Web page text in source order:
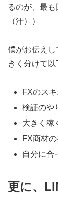
るのが、最
（汗））
僕がお伝えし
きく分けて以
FXのス
検証のや
大きく稼
FX商材
自分に合
更に、